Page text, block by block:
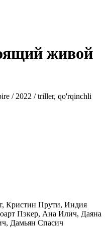
живой
/ 2022 / triller, qo'rqinchli
Кристин Прути, Индия
Пэкер, Ана Илич, Даяна
Дамьян Спасич